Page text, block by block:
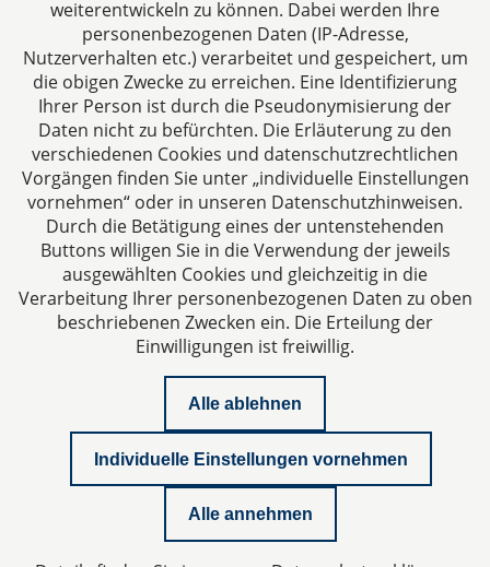
Über uns
Ihre Ansprechpartner für Fragen rund um
Gesellschaftsrecht, Steuergestaltung und
Vertragsrecht.
Impressum
Datenschutzerklärung
Whitepaper Geschäftsführerhaftung
weiterentwickeln zu können. Dabei werden Ihre
personenbezogenen Daten (IP-Adresse,
Nutzerverhalten etc.) verarbeitet und gespeichert, um
die obigen Zwecke zu erreichen. Eine Identifizierung
Ihrer Person ist durch die Pseudonymisierung der
Daten nicht zu befürchten. Die Erläuterung zu den
verschiedenen Cookies und datenschutzrechtlichen
Vorgängen finden Sie unter „individuelle Einstellungen
vornehmen“ oder in unseren Datenschutzhinweisen.
Durch die Betätigung eines der untenstehenden
Buttons willigen Sie in die Verwendung der jeweils
ausgewählten Cookies und gleichzeitig in die
Verarbeitung Ihrer personenbezogenen Daten zu oben
beschriebenen Zwecken ein. Die Erteilung der
Einwilligungen ist freiwillig.
Alle ablehnen
Individuelle Einstellungen vornehmen
Alle annehmen